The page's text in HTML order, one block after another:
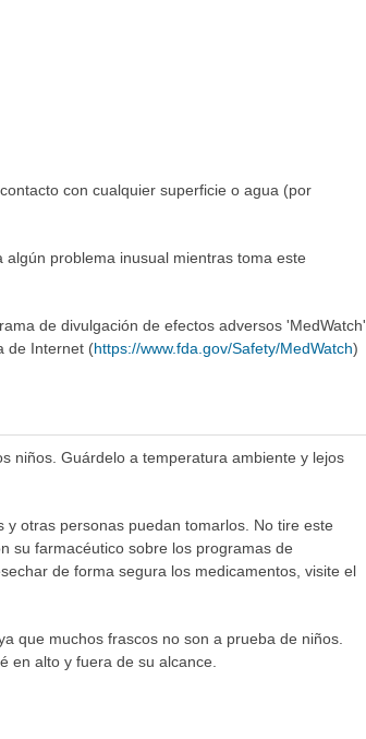
con cualquier superficie o agua (por
problema inusual mientras toma este
de divulgación de efectos adversos 'MedWatch'
de Internet (https://www.fda.gov/Safety/MedWatch)
niños. Guárdelo a temperatura ambiente y lejos
otras personas puedan tomarlos. No tire este
su farmacéutico sobre los programas de
de forma segura los medicamentos, visite el
que muchos frascos no son a prueba de niños.
en alto y fuera de su alcance.